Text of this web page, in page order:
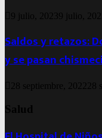
9 julio, 20239 julio,
Saldos y retazos:
y se pasan
28 septiembre, 2022 28
Salud